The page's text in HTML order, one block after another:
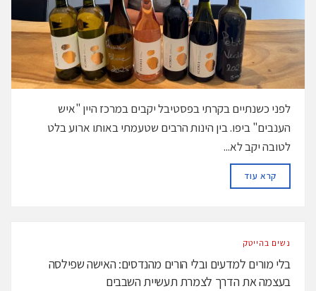
לפני כשנתיים בקרתי בפסטיבל יקבים במרכז היין "איש
הענבים" ביפו. בין הינות הרבים שטעמתי באותו ארוע בלט
לטובה יקב לא...
קרא עודDETAILS
נשים בהייטק
בלי מורים למדעים ובלי הורים מהנדסים: האישה שפילסה
בעצמה את הדרך לצמרת תעשיית השבבים